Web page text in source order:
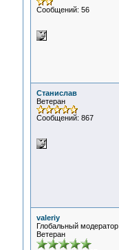
Сообщений: 56
Станислав
Ветеран
Сообщений: 867
valeriy
Глобальный модератор
Ветеран